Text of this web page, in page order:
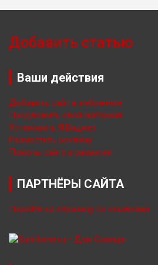
Добавить статью
Ваши действия
Добавить сайт в избранное
Предложить свой материал
Установить Я.Виджет
Разместить рекламу
Помочь сайту в развитии
ПАРТНЁРЫ САЙТА
Перейти на страницу со ссылками